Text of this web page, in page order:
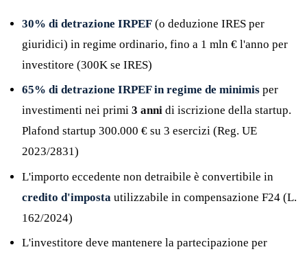
30% di detrazione IRPEF (o deduzione IRES per
giuridici) in regime ordinario, fino a 1 mln € l'anno per
investitore (300K se IRES)
65% di detrazione IRPEF in regime de minimis per
investimenti nei primi 3 anni di iscrizione della startup.
Plafond startup 300.000 € su 3 esercizi (Reg. UE
2023/2831)
L'importo eccedente non detraibile è convertibile in
credito d'imposta utilizzabile in compensazione F24 (L.
162/2024)
L'investitore deve mantenere la partecipazione per